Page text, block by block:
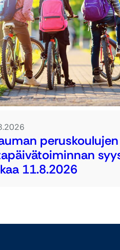
11.8.2026